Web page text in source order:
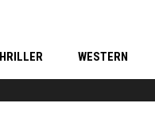
WESTERN